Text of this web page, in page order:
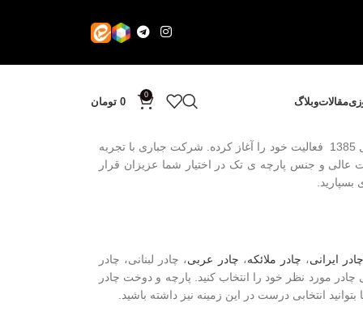
مقالاتوبلاگ
0
0 تومان
میباشد که از سال 1385 فعالیت خود را آغاز کرده. شرکت جباری با تجربه
عالی و جنس پارچه ی تک در اختیار شما عزیزان قرار
چادر ایرانی، چادر ملائکه، چادر عربی، چادر لبنانی، چادر
مورد نظر خود را انتخاب کنید. پارچه و دوخت چادر
انتخابی درست در این زمینه نیز داشته باشید.